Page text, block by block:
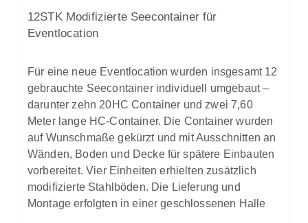
12STK Modifizierte Seecontainer für
Eventlocation
Für eine neue Eventlocation wurden insgesamt 12
gebrauchte Seecontainer individuell umgebaut –
darunter zehn 20HC Container und zwei 7,60
Meter lange HC-Container. Die Container wurden
auf Wunschmaße gekürzt und mit Ausschnitten an
Wänden, Boden und Decke für spätere Einbauten
vorbereitet. Vier Einheiten erhielten zusätzlich
modifizierte Stahlböden. Die Lieferung und
Montage erfolgten in einer geschlossenen Halle